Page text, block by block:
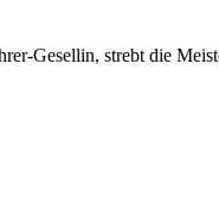
Gesellin, strebt die